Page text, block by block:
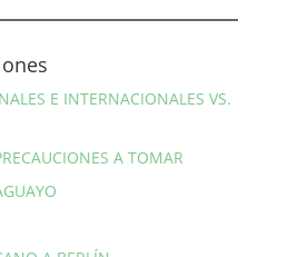
E INTERNACIONALES VS.
A TOMAR